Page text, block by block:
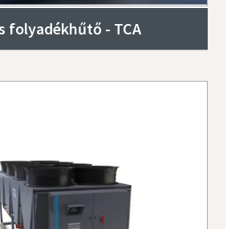
folyadékhűtő - TCA